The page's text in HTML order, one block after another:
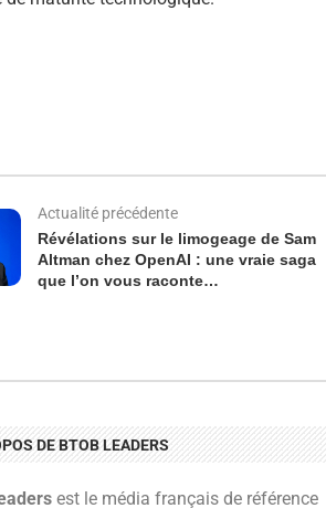
Actualité précédente
Révélations sur le limogeage de Sam
Altman chez OpenAI : une vraie saga
que l’on vous raconte…
DE BTOB LEADERS
est le média français de référence